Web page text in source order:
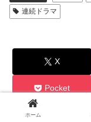
連続ドラマ
X
Pocket
ホーム